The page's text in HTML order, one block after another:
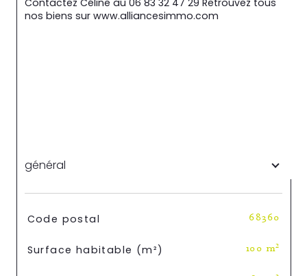
nos biens sur www.alliancesimmo.com
général
TRAD_SIROCCO_Caracteristique
Code postal 68360
Surface habitable (m²) 100 m²